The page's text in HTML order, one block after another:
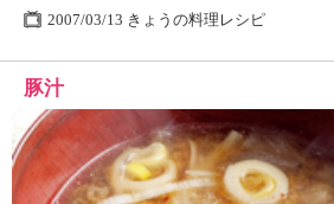
2007/03/13 きょうの料理レシピ
豚汁